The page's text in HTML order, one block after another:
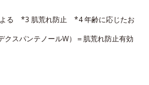
る *3 肌荒れ防止 *4 年齢に応じたお
スパンテノールW）＝肌荒れ防止有効